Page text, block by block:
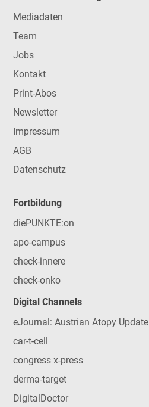
Mediadaten
Team
Jobs
Kontakt
Print-Abos
Newsletter
Impressum
AGB
Datenschutz
Fortbildung
diePUNKTE:on
apo-campus
check-innere
check-onko
Digital Channels
eJournal: Austrian Atopy Update
car-t-cell
congress x-press
derma-target
DigitalDoctor